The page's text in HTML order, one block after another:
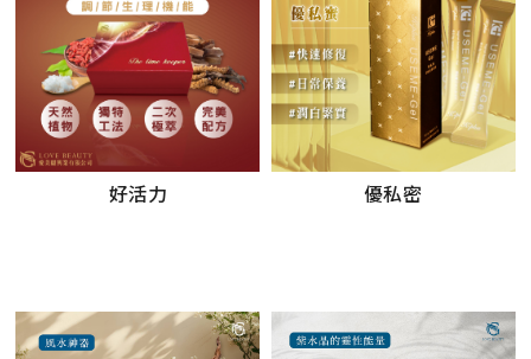
好活力 優私密